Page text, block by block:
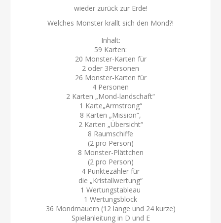
wieder zurück zur Erde!
Welches Monster krallt sich den Mond?!
Inhalt:
59 Karten:
20 Monster-Karten für
2 oder 3Personen
26 Monster-Karten für
4 Personen
2 Karten „Mond-landschaft“
1 Karte„Armstrong“
8 Karten „Mission“,
2 Karten „Übersicht“
8 Raumschiffe
(2 pro Person)
8 Monster-Plättchen
(2 pro Person)
4 Punktezähler für
die „Kristallwertung“
1 Wertungstableau
1 Wertungsblock
36 Mondmauern (12 lange und 24 kurze)
Spielanleitung in D und E